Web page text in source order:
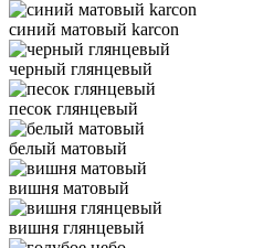
синий матовый karcon
черный глянцевый
песок глянцевый
белый матовый
вишня матовый
вишня глянцевый